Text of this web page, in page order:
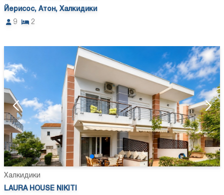
Йерисос, Атон, Халкидики
9
2
Халкидики
LAURA HOUSE NIKITI